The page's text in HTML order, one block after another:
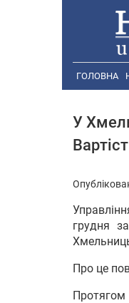
ГОЛОВНА
У
грудня
Про це